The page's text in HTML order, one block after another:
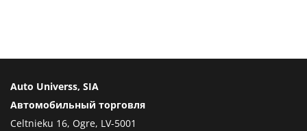
Auto Universs, SIA
Автомобильный торговля
Celtnieku 16, Ogre, LV-5001